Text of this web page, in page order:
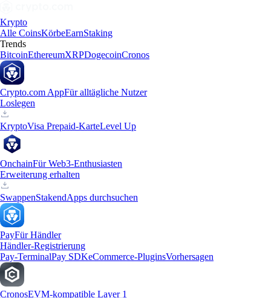
Krypto
Alle CoinsKörbeEarnStaking
Trends
BitcoinEthereumXRPDogecoinCronos
Crypto.com AppFür alltägliche Nutzer
Loslegen
KryptoVisa Prepaid-KarteLevel Up
OnchainFür Web3-Enthusiasten
Erweiterung erhalten
SwappenStakendApps durchsuchen
PayFür Händler
Händler-Registrierung
Pay-TerminalPay SDKeCommerce-PluginsVorhersagen
CronosEVM-kompatible Layer 1